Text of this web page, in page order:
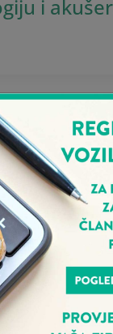
i
duh Sava